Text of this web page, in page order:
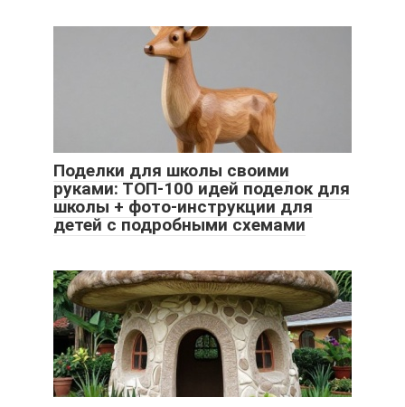
Поделки для школы своими
руками: ТОП-100 идей поделок для
школы + фото-инструкции для
детей с подробными схемами